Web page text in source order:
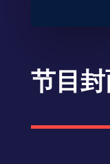
节目封